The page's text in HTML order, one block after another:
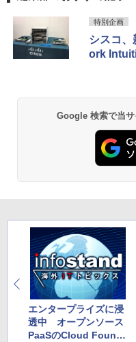
特別企画
シスコ
ork
Google 検索で当サ
エンタープライズに浸
透中 オープンソース
PaaSのCloud Foundr